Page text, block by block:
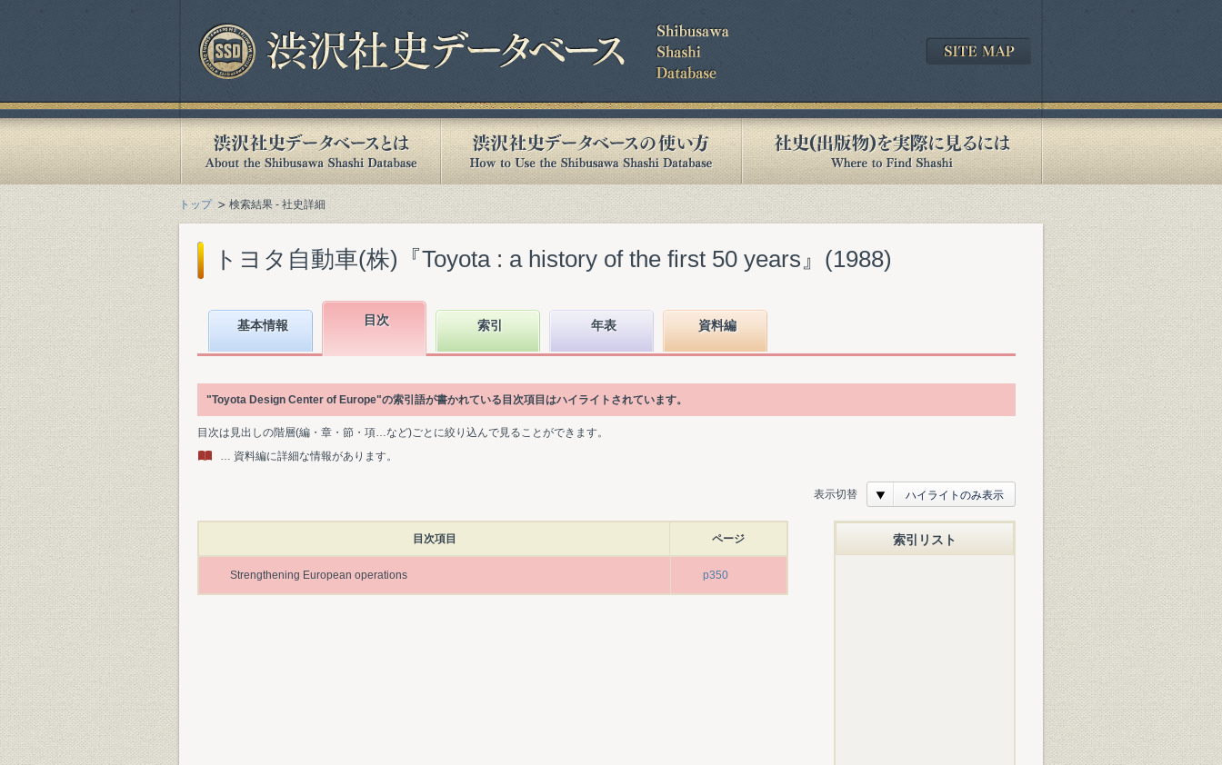
トップ 検索結果 - 社史詳細
トヨタ自動車(株)『Toyota : a history of the first 50 years』(1988)
基本情報 目次 索引 年表 資料編
"Toyota Design Center of Europe"の索引語が書かれている目次項目はハイライトされています。
目次は見出しの階層(編・章・節・項…など)ごとに絞り込んで見ることができます。
… 資料編に詳細な情報があります。
表示切替 ハイライトのみ表示
目次項目 ページ
Strengthening European operations p350
索引リスト